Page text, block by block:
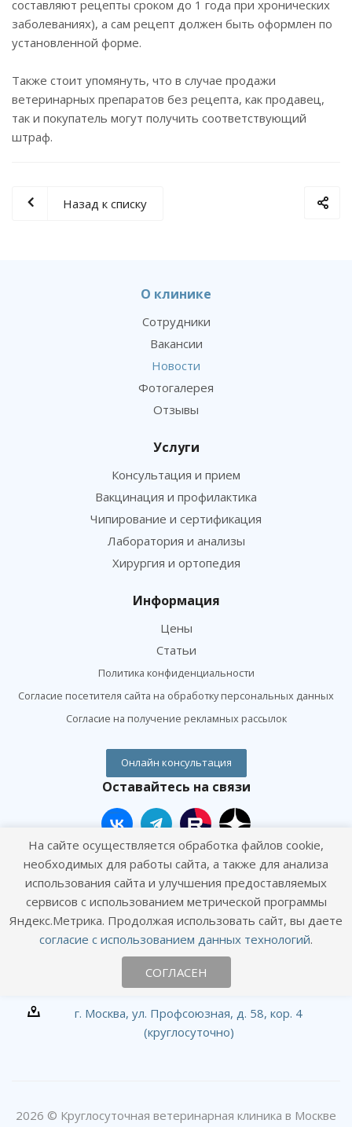
составляют рецепты сроком до 1 года при хронических
заболеваниях), а сам рецепт должен быть оформлен по
установленной форме.
Также стоит упомянуть, что в случае продажи
ветеринарных препаратов без рецепта, как продавец,
так и покупатель могут получить соответствующий
штраф.
Назад к списку
О клинике
Сотрудники
Вакансии
Новости
Фотогалерея
Отзывы
Услуги
Консультация и прием
Вакцинация и профилактика
Чипирование и сертификация
Лаборатория и анализы
Хирургия и ортопедия
Информация
Цены
Статьи
Политика конфиденциальности
Согласие посетителя сайта на обработку персональных данных
Согласие на получение рекламных рассылок
Онлайн консультация
Оставайтесь на связи
Наши контакты
+7 (495) 120-01-09
info@goodhands.vet
г. Москва, ул. Профсоюзная, д. 58, кор. 4
(круглосуточно)
2026 © Круглосуточная ветеринарная клиника в Москве
На сайте осуществляется обработка файлов cookie,
необходимых для работы сайта, а также для анализа
использования сайта и улучшения предоставляемых
сервисов с использованием метрической программы
Яндекс.Метрика. Продолжая использовать сайт, вы даете
согласие с использованием данных технологий.
СОГЛАСЕН